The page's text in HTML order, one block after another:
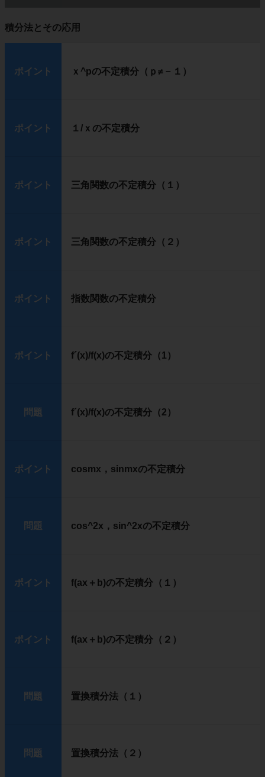
積分法とその応用
ポイント ｘ^pの不定積分（ｐ≠－１）
ポイント １/ｘの不定積分
ポイント 三角関数の不定積分（１）
ポイント 三角関数の不定積分（２）
ポイント 指数関数の不定積分
ポイント f´(x)/f(x)の不定積分（1）
問題 f´(x)/f(x)の不定積分（2）
ポイント cosmx，sinmxの不定積分
問題 cos^2x，sin^2xの不定積分
ポイント f(ax＋b)の不定積分（１）
ポイント f(ax＋b)の不定積分（２）
問題 置換積分法（１）
問題 置換積分法（２）